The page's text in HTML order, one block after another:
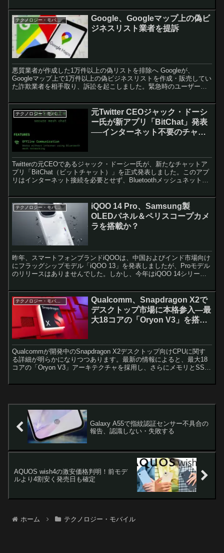
テクノロジー・モバイル
Google、Googleマップ上の偽ビ
ジネスリスト業者を提訴
悪質業者が作成した1万件以上の偽リストを排除へ Googleが、
Googleマップ上で1万件以上の偽ビジネスリストを作成・販売してい
た詐欺業者を相手取り、訴訟を起こしました。緊急時のユーザーを
テクノロジー・モバイル
元Twitter CEOジャック・ドーシ
ー氏が新アプリ「BitChat」発表
──インターネット不要のチャッ
Twitterの元CEOであるジャック・ドーシー氏が、新たなチャットア
プリ「BitChat（ビットチャット）」を正式発表しました。このアプ
リはインターネット接続を必要とせず、Bluetoothメッシュネットワ
テクノロジー・モバイル
iQOO 14 Pro、Samsung製
OLEDパネル＆ペリスコープカメ
ラを搭載か？
昨年、スマートフォンブランドiQOOは、中国およびインド市場向け
にフラッグシップモデル「iQOO 13」を発表しましたが、Proモデル
のリリースはありませんでした。しかし、今年はiQOO 14シリーズ
テクノロジー・モバイル
Qualcomm、Snapdragon X2で
デスクトップ市場に本格参入—最
大18コアの「Oryon V3」を搭載
Qualcommが開発中のSnapdragon X2デスクトップ向けCPUに関す
る詳細が明らかになりつつあります。最新の情報によると、最大18
コアの「Oryon V3」アーキテクチャを採用し、さらにメモリとSSD
Galaxy A55で指紋認証センサー不具合の
報告、認識しない・失敗する
AQUOS wish4の激安価格判明！前モデ
ルより4割安く発売日も確定
ホーム テクノロジー・モバイル